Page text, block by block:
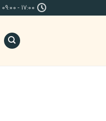
17:00 - 09:00